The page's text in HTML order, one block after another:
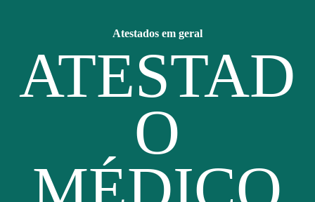
Atestados em geral
ATESTAD
O